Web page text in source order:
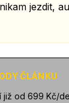
jezdit,
ČLÁNKU
již od 699 Kč/